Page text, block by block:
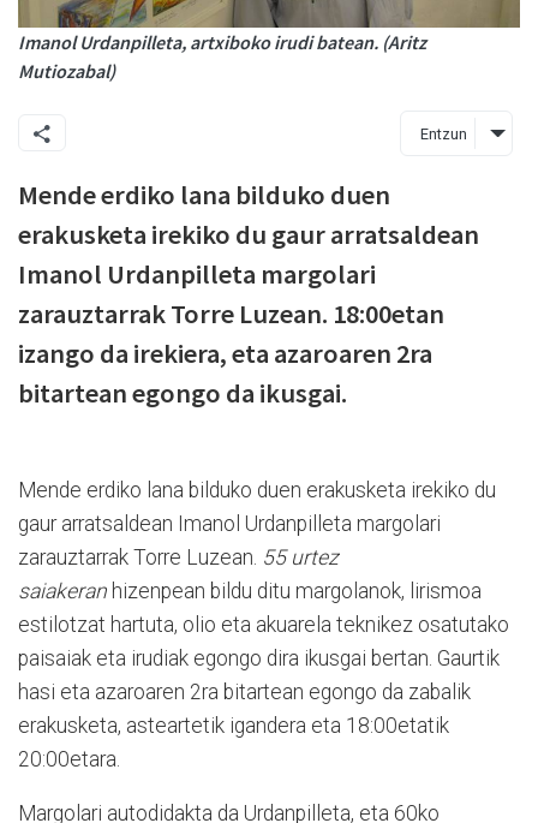
Imanol Urdanpilleta, artxiboko irudi batean. (Aritz
Mutiozabal)
Entzun
Mende erdiko lana bilduko duen
erakusketa irekiko du gaur arratsaldean
Imanol Urdanpilleta margolari
zarauztarrak Torre Luzean. 18:00etan
izango da irekiera, eta azaroaren 2ra
bitartean egongo da ikusgai.
Mende erdiko lana bilduko duen erakusketa irekiko du
gaur arratsaldean Imanol Urdanpilleta margolari
zarauztarrak Torre Luzean. 55 urtez
saiakeran hizenpean bildu ditu margolanok, lirismoa
estilotzat hartuta, olio eta akuarela teknikez osatutako
paisaiak eta irudiak egongo dira ikusgai bertan. Gaurtik
hasi eta azaroaren 2ra bitartean egongo da zabalik
erakusketa, asteartetik igandera eta 18:00etatik
20:00etara.
Margolari autodidakta da Urdanpilleta, eta 60ko